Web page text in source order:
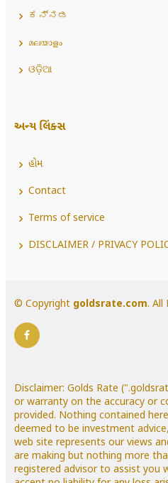
ಕನ್ನಡ
മലയാളം
ଓଡ଼ିଆ
અન્ય લિંક્સ
હોમ
Contact
Terms of service
DISCLAIMER / PRIVACY
© Copyright goldsrate.com. All
Disclaimer: Golds Rate
or warranty on the accuracy or
provided. Nothing contained
deemed to be investment
web site represents our views
are making but nothing more
registered advisor to assist you